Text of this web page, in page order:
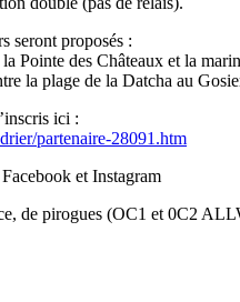
seront proposés :
Pointe des Châteaux et la
la plage de la Datcha au
ici :
partenaire-28091.htm
et Instagram
de pirogues (OC1 et 0C2